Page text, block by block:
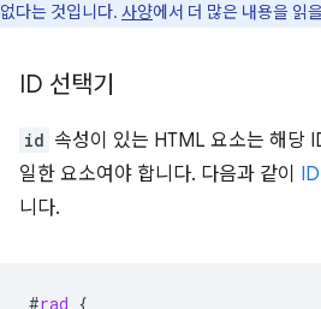
없다는 것입니다. 사양에서 더 많은 내용을 읽
ID 선택기
id 속성이 있는 HTML 요소는 해당
일한 요소여야 합니다. 다음과 같이
니다.
#rad {